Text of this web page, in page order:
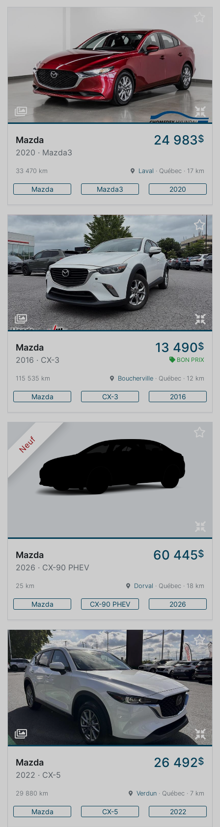
Mazda 24 983$
2020 · Mazda3
33 470 km Laval · Québec · 17 km
Mazda Mazda3 2020
Mazda 13 490$
2016 · CX-3 BON PRIX
115 535 km Boucherville · Québec · 12 km
Mazda CX-3 2016
Neuf
Mazda 60 445$
2026 · CX-90 PHEV
25 km Dorval · Québec · 18 km
Mazda CX-90 PHEV 2026
Mazda 26 492$
2022 · CX-5
29 880 km Verdun · Québec · 7 km
Mazda CX-5 2022